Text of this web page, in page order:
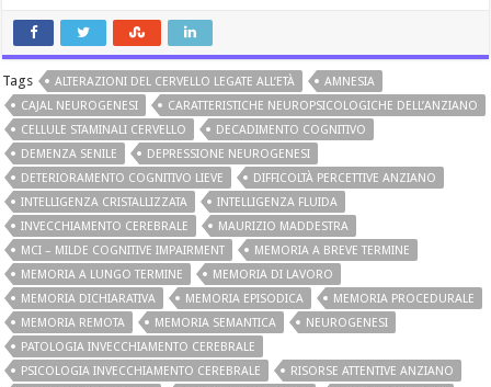
Tags ALTERAZIONI DEL CERVELLO LEGATE ALL’ETÀ
AMNESIA
CAJAL NEUROGENESI
CARATTERISTICHE NEUROPSICOLOGICHE DELL’ANZIANO
CELLULE STAMINALI CERVELLO
DECADIMENTO COGNITIVO
DEMENZA SENILE
DEPRESSIONE NEUROGENESI
DETERIORAMENTO COGNITIVO LIEVE
DIFFICOLTÀ PERCETTIVE ANZIANO
INTELLIGENZA CRISTALLIZZATA
INTELLIGENZA FLUIDA
INVECCHIAMENTO CEREBRALE
MAURIZIO MADDESTRA
MCI – MILDE COGNITIVE IMPAIRMENT
MEMORIA A BREVE TERMINE
MEMORIA A LUNGO TERMINE
MEMORIA DI LAVORO
MEMORIA DICHIARATIVA
MEMORIA EPISODICA
MEMORIA PROCEDURALE
MEMORIA REMOTA
MEMORIA SEMANTICA
NEUROGENESI
PATOLOGIA INVECCHIAMENTO CEREBRALE
PSICOLOGIA INVECCHIAMENTO CEREBRALE
RISORSE ATTENTIVE ANZIANO